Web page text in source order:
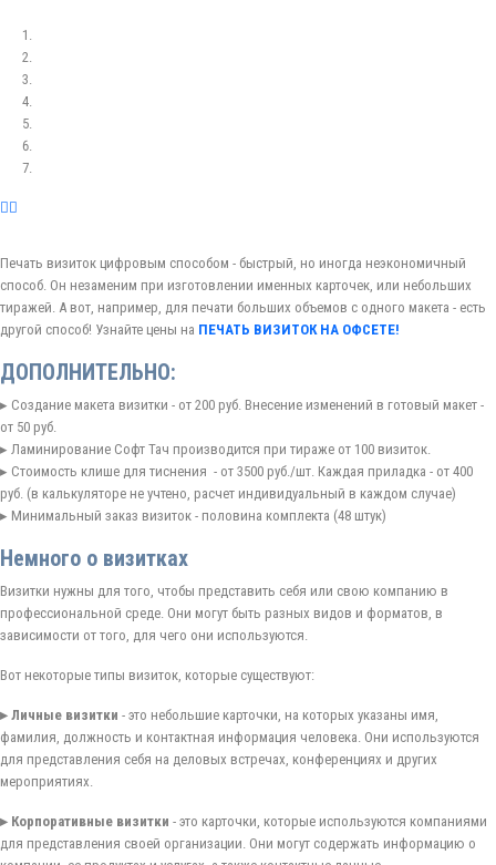
Печать визиток цифровым способом - быстрый, но иногда неэкономичный
способ. Он незаменим при изготовлении именных карточек, или небольших
тиражей. А вот, например, для печати больших объемов с одного макета - есть
другой способ! Узнайте цены на ПЕЧАТЬ ВИЗИТОК НА ОФСЕТЕ!
ДОПОЛНИТЕЛЬНО:
▸ Создание макета визитки - от 200 руб. Внесение изменений в готовый макет -
от 50 руб.
▸ Ламинирование Софт Тач производится при тираже от 100 визиток.
▸ Стоимость клише для тиснения - от 3500 руб./шт. Каждая приладка - от 400
руб. (в калькуляторе не учтено, расчет индивидуальный в каждом случае)
▸ Минимальный заказ визиток - половина комплекта (48 штук)
Немного о визитках
Визитки нужны для того, чтобы представить себя или свою компанию в
профессиональной среде. Они могут быть разных видов и форматов, в
зависимости от того, для чего они используются.
Вот некоторые типы визиток, которые существуют:
▸ Личные визитки - это небольшие карточки, на которых указаны имя,
фамилия, должность и контактная информация человека. Они используются
для представления себя на деловых встречах, конференциях и других
мероприятиях.
▸ Корпоративные визитки - это карточки, которые используются компаниями
для представления своей организации. Они могут содержать информацию о